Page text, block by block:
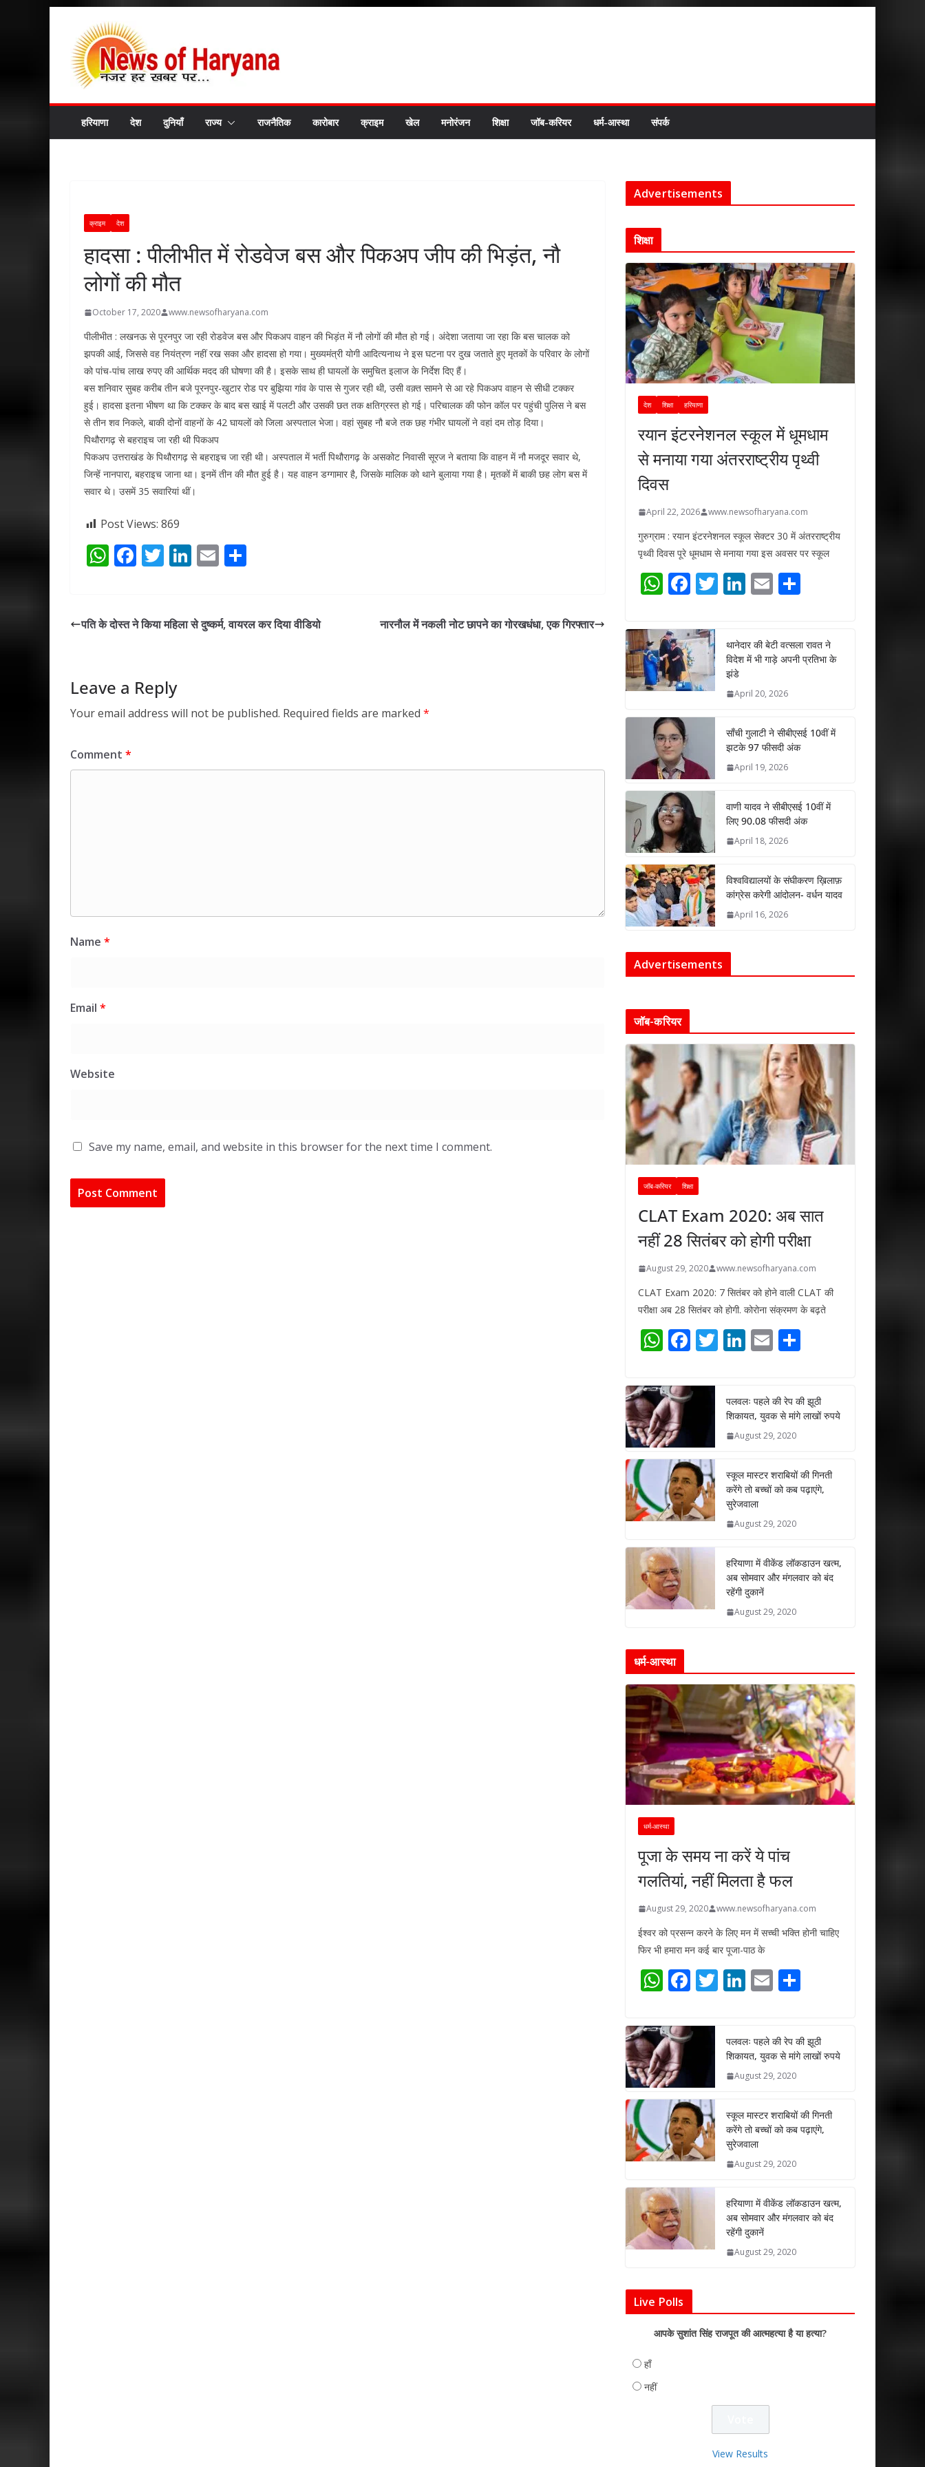
content
हरियाणा देश दुनियाँ राज्य राजनैतिक कारोबार क्राइम खेल मनोरंजन शिक्षा जॉब-करियर धर्म-आस्था संपर्क
क्राइम देश
हादसा : पीलीभीत में रोडवेज बस और पिकअप जीप की भिड़ंत, नौ
लोगों की मौत
October 17, 2020 www.newsofharyana.com
पीलीभीत : लखनऊ से पूरनपुर जा रही रोडवेज बस और पिकअप वाहन की भिड़ंत में नौ लोगों की मौत हो गई। अंदेशा जताया जा रहा कि बस चालक को
झपकी आई, जिससे वह नियंत्रण नहीं रख सका और हादसा हो गया। मुख्यमंत्री योगी आदित्यनाथ ने इस घटना पर दुख जताते हुए मृतकों के परिवार के लोगों
को पांच-पांच लाख रुपए की आर्थिक मदद की घोषणा की है। इसके साथ ही घायलों के समुचित इलाज के निर्देश दिए हैं।
बस शनिवार सुबह करीब तीन बजे पूरनपुर-खुटार रोड पर बुझिया गांव के पास से गुजर रही थी, उसी वक़्त सामने से आ रहे पिकअप वाहन से सीधी टक्कर
हुई। हादसा इतना भीषण था कि टक्कर के बाद बस खाई में पलटी और उसकी छत तक क्षतिग्रस्त हो गई। परिचालक की फोन कॉल पर पहुंची पुलिस ने बस
से तीन शव निकले, बाकी दोनों वाहनों के 42 घायलों को जिला अस्पताल भेजा। वहां सुबह नौ बजे तक छह गंभीर घायलों ने वहां दम तोड़ दिया।
पिथौरागढ़ से बहराइच जा रही थी पिकअप
पिकअप उत्तराखंड के पिथौरागढ़ से बहराइच जा रही थी। अस्पताल में भर्ती पिथौरागढ़ के असकोट निवासी सूरज ने बताया कि वाहन में नौ मजदूर सवार थे,
जिन्हें नानपारा, बहराइच जाना था। इनमें तीन की मौत हुई है। यह वाहन डग्गामार है, जिसके मालिक को थाने बुलाया गया है। मृतकों में बाकी छह लोग बस में
सवार थे। उसमें 35 सवारियां थीं।
Post Views: 869
W
s
p
F
b
k
T
er
Li
e
E
l e
पति के दोस्त ने किया महिला से दुष्कर्म, वायरल कर दिया वीडियो नारनौल में नकली नोट छापने का गोरखधंधा, एक गिरफ्तार
Leave a Reply
Your email address will not be published. Required fields are marked *
Comment *
Name *
Email *
Website
Save my name, email, and website in this browser for the next time I comment.
Advertisements
शिक्षा
देश शिक्षा हरियाणा
रयान इंटरनेशनल स्कूल में धूमधाम
से मनाया गया अंतरराष्ट्रीय पृथ्वी
दिवस
April 22, 2026 www.newsofharyana.com
गुरुग्राम : रयान इंटरनेशनल स्कूल सेक्टर 30 में अंतरराष्ट्रीय
पृथ्वी दिवस पूरे धूमधाम से मनाया गया इस अवसर पर स्कूल
W
at
s
A
p
p
F
e
b
o
o
k
T
er
Li
e
dI
n
E
l e
थानेदार की बेटी वत्सला रावत ने
विदेश में भी गाड़े अपनी प्रतिभा के
झंडे
April 20, 2026
साँची गुलाटी ने सीबीएसई 10वीं में
झटके 97 फीसदी अंक
April 19, 2026
वाणी यादव ने सीबीएसई 10वीं में
लिए 90.08 फीसदी अंक
April 18, 2026
विश्वविद्यालयों के संघीकरण ख़िलाफ़
कांग्रेस करेगी आंदोलन- वर्धन यादव
April 16, 2026
Advertisements
जॉब-करियर
जॉब-करियर शिक्षा
CLAT Exam 2020: अब सात
नहीं 28 सितंबर को होगी परीक्षा
August 29, 2020 www.newsofharyana.com
CLAT Exam 2020: 7 सितंबर को होने वाली CLAT की
परीक्षा अब 28 सितंबर को होगी. कोरोना संक्रमण के बढ़ते
W
at
s
A
p
p
F
e
b
o
k
T
er
Li
e
dI
n
E
l e
पलवलः पहले की रेप की झूठी
शिकायत, युवक से मांगे लाखों रुपये
August 29, 2020
स्कूल मास्टर शराबियों की गिनती
करेंगे तो बच्चों को कब पढ़ाएंगे,
सुरेजवाला
August 29, 2020
हरियाणा में वीकेंड लॉकडाउन खत्म,
अब सोमवार और मंगलवार को बंद
रहेंगी दुकानें
August 29, 2020
धर्म-आस्था
धर्म-आस्था
पूजा के समय ना करें ये पांच
गलतियां, नहीं मिलता है फल
August 29, 2020 www.newsofharyana.com
ईश्वर को प्रसन्न करने के लिए मन में सच्ची भक्ति होनी चाहिए
फिर भी हमारा मन कई बार पूजा-पाठ के
W
at
s
A
p
p
F
e
b
o
k
T
er
Li
e
dI
n
E
l e
पलवलः पहले की रेप की झूठी
शिकायत, युवक से मांगे लाखों रुपये
August 29, 2020
स्कूल मास्टर शराबियों की गिनती
करेंगे तो बच्चों को कब पढ़ाएंगे,
सुरेजवाला
August 29, 2020
हरियाणा में वीकेंड लॉकडाउन खत्म,
अब सोमवार और मंगलवार को बंद
रहेंगी दुकानें
August 29, 2020
Live Polls
आपके सुशांत सिंह राजपूत की आत्महत्या है या हत्या?
हाँ
नहीं
View Results